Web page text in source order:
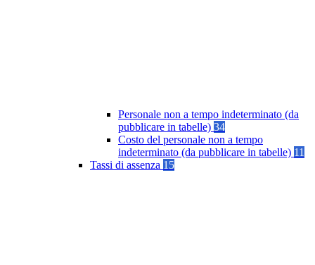
Personale non a tempo indeterminato (da
pubblicare in tabelle) 34
Costo del personale non a tempo
indeterminato (da pubblicare in tabelle) 11
Tassi di assenza 15